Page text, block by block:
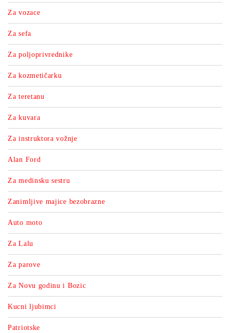
Za vozace
Za sefa
Za poljoprivrednike
Za kozmetičarku
Za teretanu
Za kuvara
Za instruktora vožnje
Alan Ford
Za medinsku sestru
Zanimljive majice bezobrazne
Auto moto
Za Lalu
Za parove
Za Novu godinu i Bozic
Kucni ljubimci
Patriotske